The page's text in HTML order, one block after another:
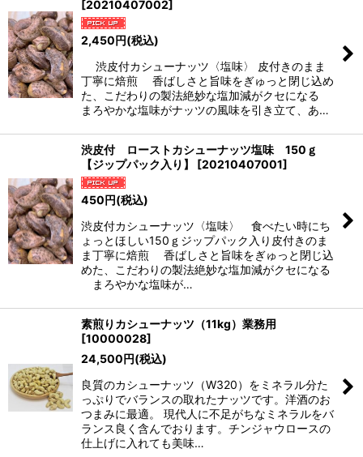
[20210407002]
2,450円(税込)
渋皮付カシューナッツ〈塩味〉 皮付きのまま
丁寧に焙煎 香ばしさと旨味をぎゅっと閉じ込め
た、こだわりの製法絶妙な塩加減がクセになる
まろやかな塩味がナッツの風味を引き立て、あ…
渋皮付 ローストカシューナッツ塩味 150ｇ
【ジップパック入り】
[20210407001]
450円(税込)
渋皮付カシューナッツ〈塩味〉 食べたい時にち
ょっとほしい150ｇジップパック入り皮付きのま
ま丁寧に焙煎 香ばしさと旨味をぎゅっと閉じ込
めた、こだわりの製法絶妙な塩加減がクセになる
まろやかな塩味が…
素煎りカシューナッツ（11kg）業務用
[10000028]
24,500円(税込)
良質のカシューナッツ（W320）をミネラル分た
っぷりでバランスの取れたナッツです。洋酒のお
つまみに最適。 現代人に不足がちなミネラルをバ
ランス良く含んでおります。チンジャウロースの
仕上げに入れても美味…